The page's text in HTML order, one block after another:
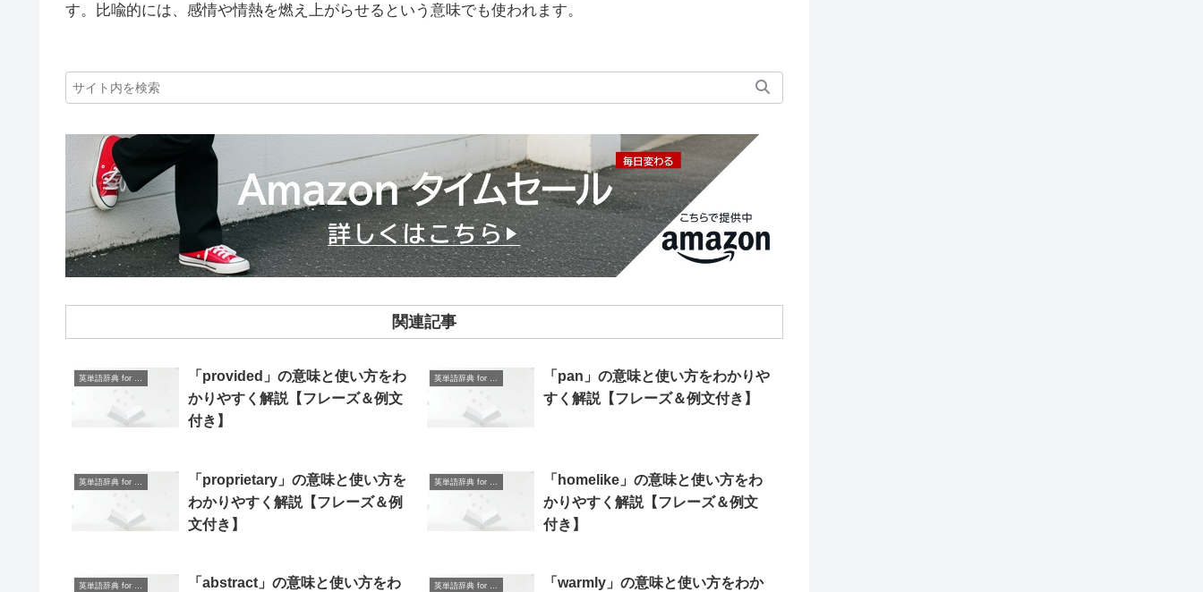
す。比喩的には、感情や情熱を燃え上がらせるという意味でも使われます。
関連記事
「provided」の意味と使い方をわ
かりやすく解説【フレーズ＆例文
付き】
「pan」の意味と使い方をわかりや
すく解説【フレーズ＆例文付き】
「proprietary」の意味と使い方を
わかりやすく解説【フレーズ＆例
文付き】
「homelike」の意味と使い方をわ
かりやすく解説【フレーズ＆例文
付き】
「abstract」の意味と使い方をわ
「warmly」の意味と使い方をわか